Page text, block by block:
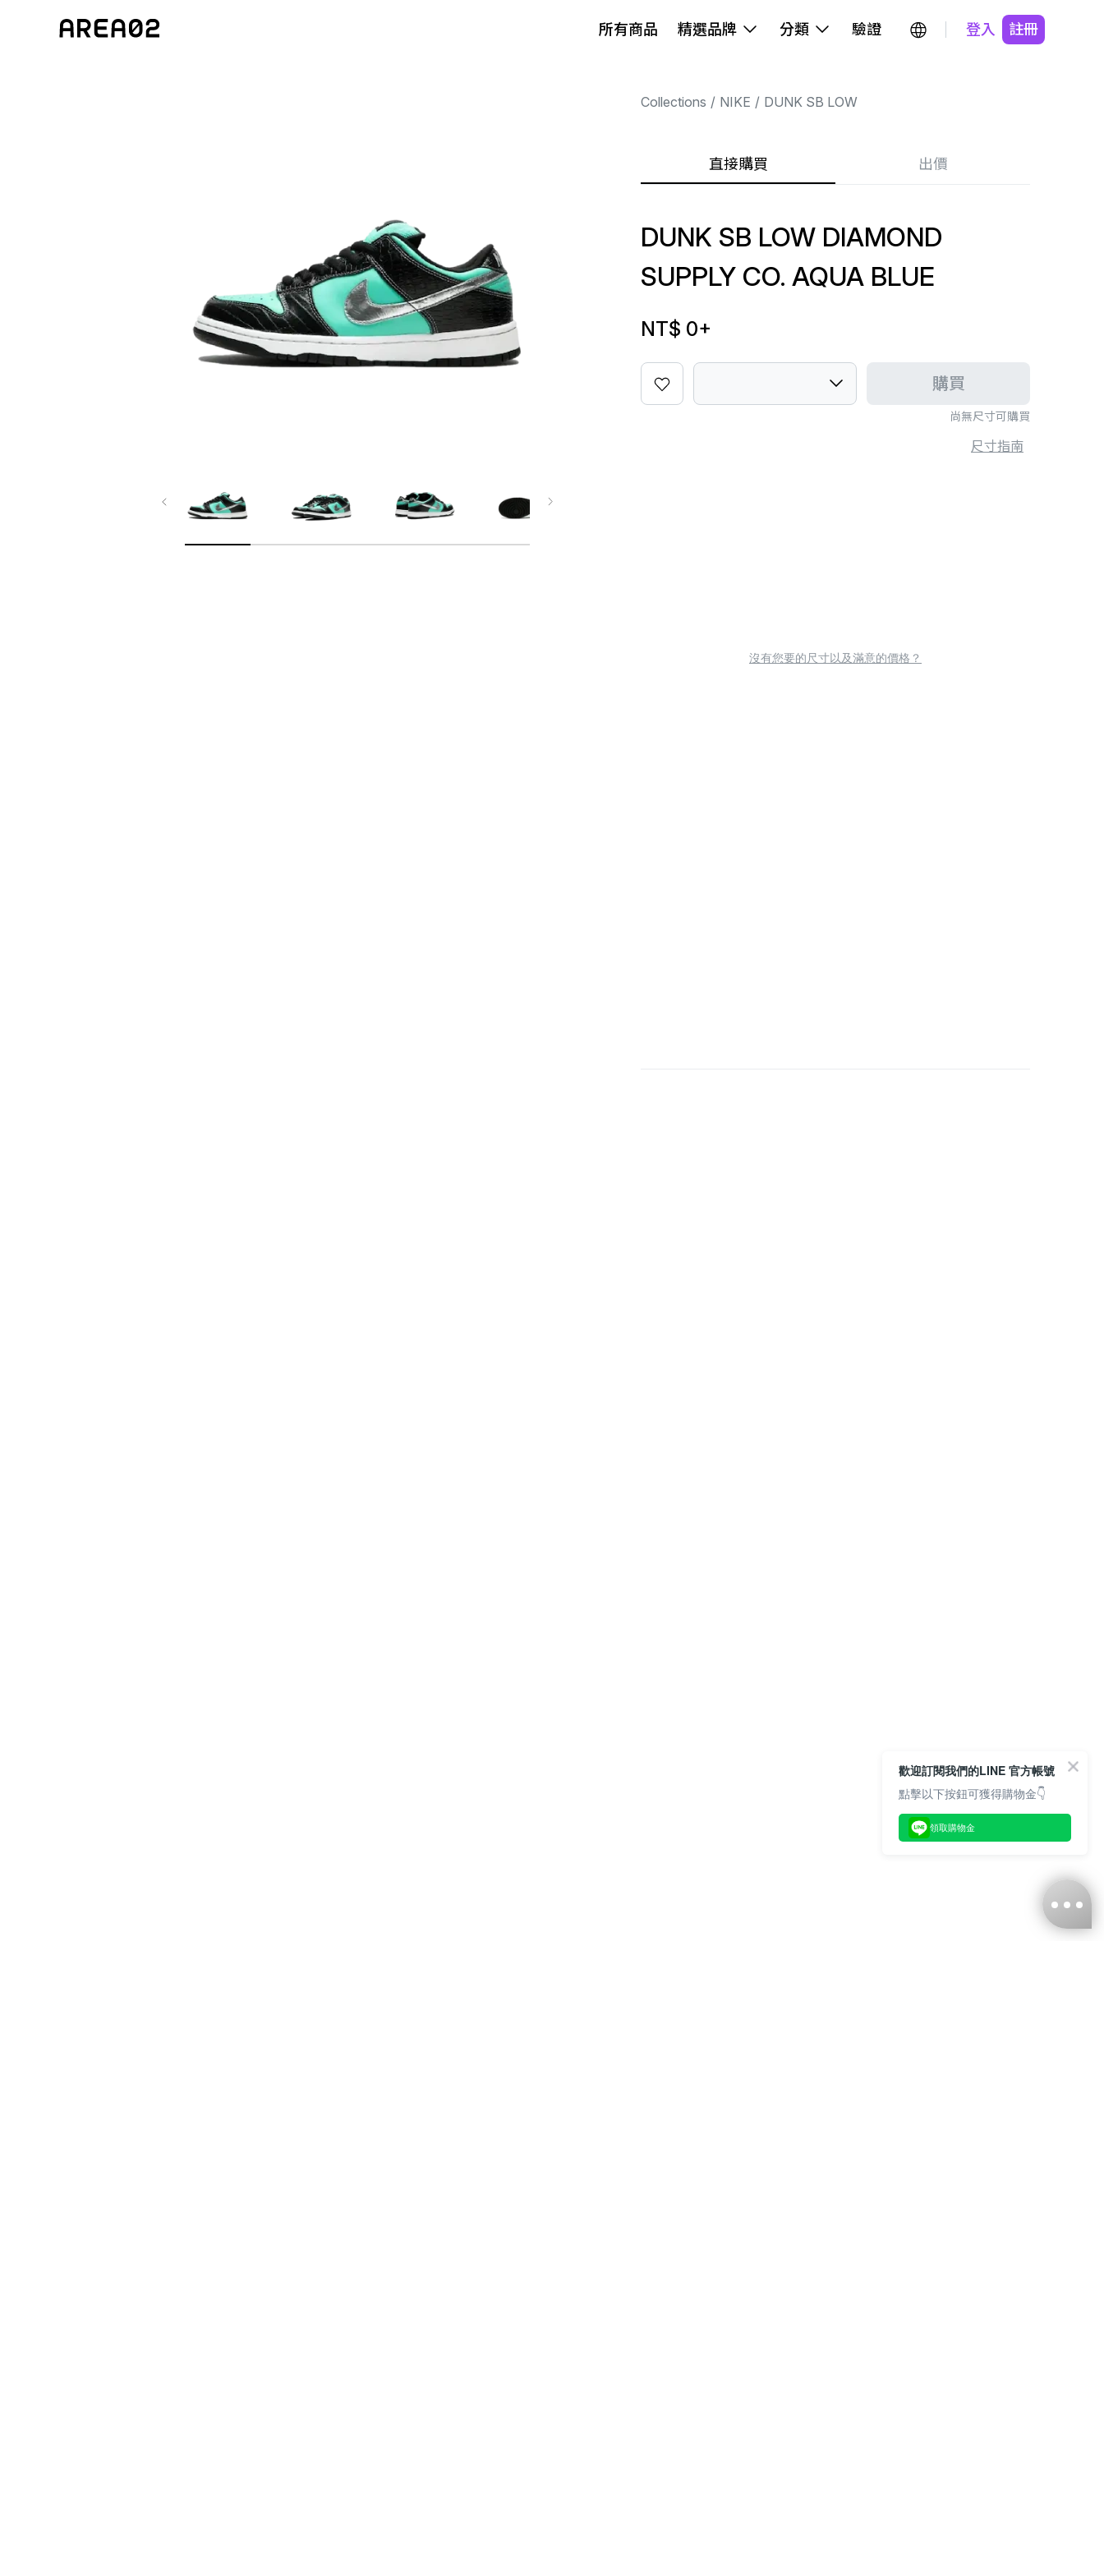
所有商品 精選品牌 分類 驗證 登入 註冊
Collections NIKE DUNK SB LOW
直接購買 出價
DUNK SB LOW DIAMOND
SUPPLY CO. AQUA BLUE
NT$ 0+
尚無尺寸可購買
購買
尺寸指南
沒有您要的尺寸以及滿意的價格？
歡迎訂閱我們的LINE 官方帳號
點擊以下按鈕可獲得購物金👇
領取購物金